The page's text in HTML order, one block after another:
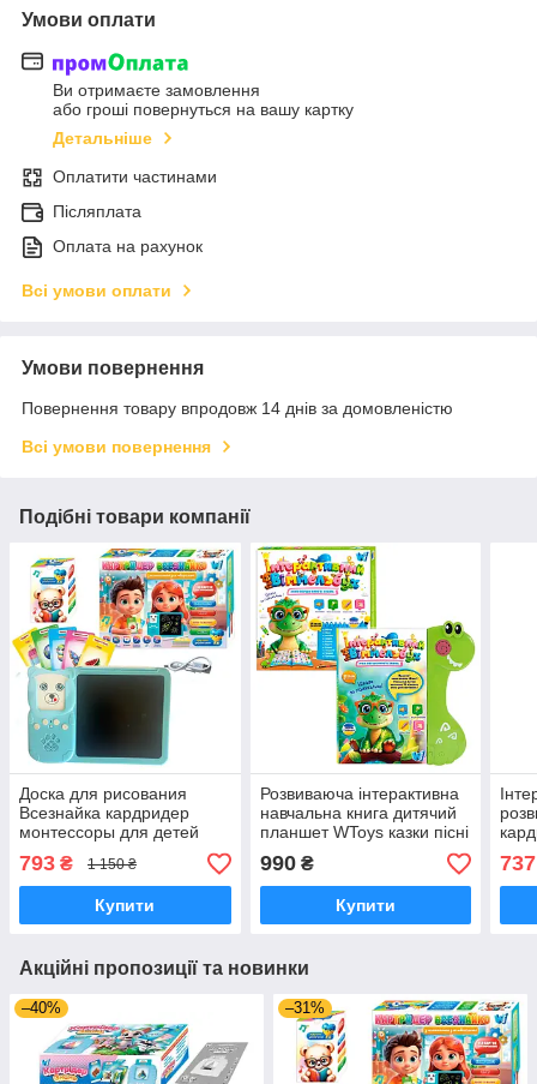
Умови оплати
Ви отримаєте замовлення
або гроші повернуться на вашу картку
Детальніше
Оплатити частинами
Післяплата
Оплата на рахунок
Всі умови оплати
Умови повернення
Повернення товару впродовж 14 днів за домовленістю
Всі умови повернення
Подібні товари компанії
Доска для рисования
Всезнайка кардридер
монтессоры для детей
карманный алфавит 122
карты на аккумуляторе
793 ₴ 1 150 ₴
Купити
Розвиваюча інтерактивна
навчальна книга дитячий
планшет WToys казки пісні
загадки скоромовки
сенсорна книжка
990₴
Купити
737
Акційні пропозиції та новинки
–40% –31%